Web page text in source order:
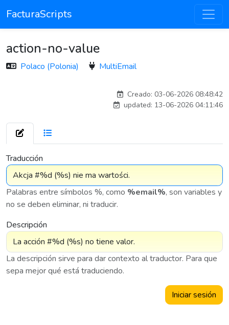
FacturaScripts
action-no-value
Polaco (Polonia) MultiEmail
Creado: 03-06-2026 08:48:42
updated: 13-06-2026 04:11:46
Traducción
Palabras entre símbolos %, como %email%, son variables y
no se deben eliminar, ni traducir.
Descripción
La descripción sirve para dar contexto al traductor. Para que
sepa mejor qué está traduciendo.
Iniciar sesión